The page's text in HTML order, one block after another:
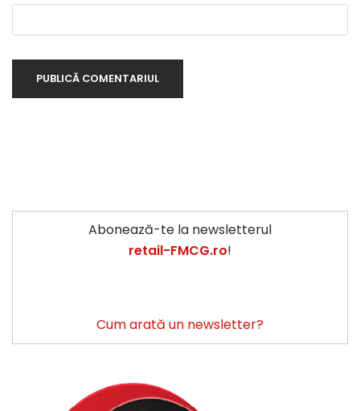
Abonează-te la newsletterul
retail-FMCG.ro!
Cum arată un newsletter?